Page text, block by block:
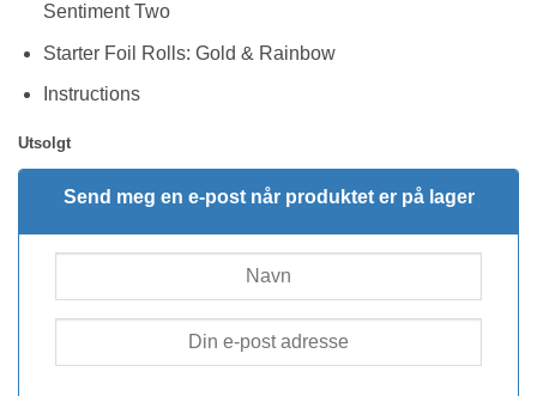
Sentiment Two
Starter Foil Rolls: Gold & Rainbow
Instructions
Utsolgt
Send meg en e-post når produktet er på lager